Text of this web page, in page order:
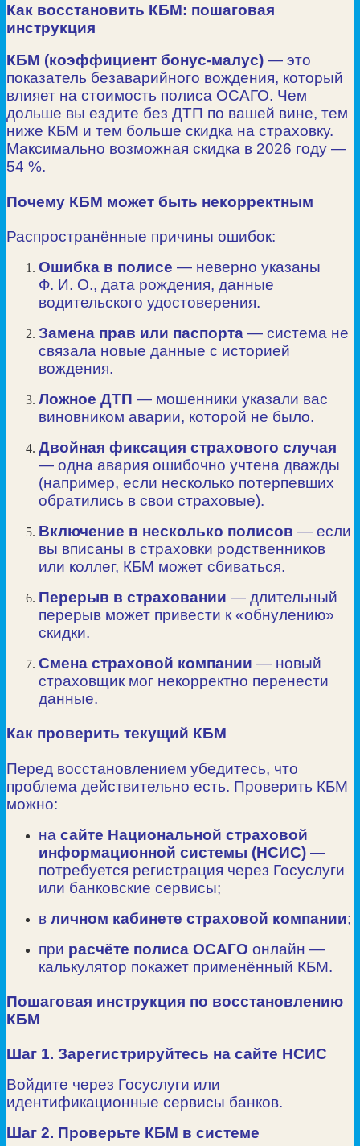
Как восстановить КБМ: пошаговая
инструкция
КБМ (коэффициент бонус‑малус) — это
показатель безаварийного вождения, который
влияет на стоимость полиса ОСАГО. Чем
дольше вы ездите без ДТП по вашей вине, тем
ниже КБМ и тем больше скидка на страховку.
Максимально возможная скидка в 2026 году —
54 %.
Почему КБМ может быть некорректным
Распространённые причины ошибок:
Ошибка в полисе — неверно указаны
Ф. И. О., дата рождения, данные
водительского удостоверения.
Замена прав или паспорта — система не
связала новые данные с историей
вождения.
Ложное ДТП — мошенники указали вас
виновником аварии, которой не было.
Двойная фиксация страхового случая
— одна авария ошибочно учтена дважды
(например, если несколько потерпевших
обратились в свои страховые).
Включение в несколько полисов — если
вы вписаны в страховки родственников
или коллег, КБМ может сбиваться.
Перерыв в страховании — длительный
перерыв может привести к «обнулению»
скидки.
Смена страховой компании — новый
страховщик мог некорректно перенести
данные.
Как проверить текущий КБМ
Перед восстановлением убедитесь, что
проблема действительно есть. Проверить КБМ
можно:
на сайте Национальной страховой
информационной системы (НСИС) —
потребуется регистрация через Госуслуги
или банковские сервисы;
в личном кабинете страховой компании;
при расчёте полиса ОСАГО онлайн —
калькулятор покажет применённый КБМ.
Пошаговая инструкция по восстановлению
КБМ
Шаг 1. Зарегистрируйтесь на сайте НСИС
Войдите через Госуслуги или
идентификационные сервисы банков.
Шаг 2. Проверьте КБМ в системе